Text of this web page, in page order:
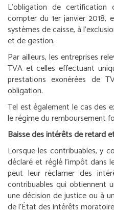
L’obligation de certification
compter du 1er janvier 2018,
systèmes de caisse, à
et de gestion.
Par ailleurs, les entreprises
TVA et celles effectuant
prestations exonérées de
obligation.
Tel est également le cas des
le régime du remboursement
Baisse des intérêts de retard
Lorsque les contribuables, y
déclaré et réglé l’impôt dans
peut leur réclamer des
contribuables qui obtiennent
une décision de justice ou à
de l’État des intérêts